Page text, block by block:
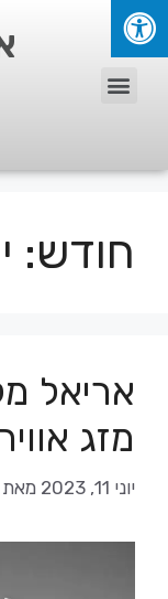
חודש:
מזג
יוני 11, 2023 מאת